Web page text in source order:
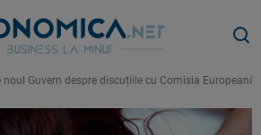
noul Guvern despre discuțiile cu Comisia